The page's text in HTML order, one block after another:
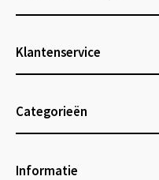
Klantenservice
Categorieën
Informatie